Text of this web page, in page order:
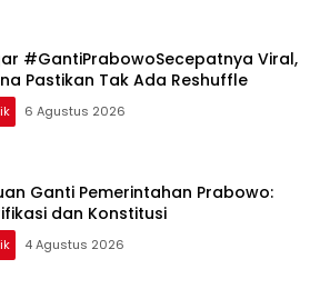
#GantiPrabowoSecepatnya Viral,
Pastikan Tak Ada Reshuffle
6 Agustus 2026
Ganti Pemerintahan Prabowo:
dan Konstitusi
4 Agustus 2026